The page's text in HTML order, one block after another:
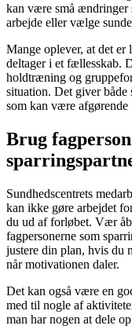
kan være små ændringer
arbejde eller vælge
Mange oplever, at det er
deltager i et fællesskab.
holdtræning og
situation. Det giver
som kan være afgørende
Brug
Sundhedscentrets
kan ikke gøre arbejdet
du ud af forløbet. Vær
fagpersonerne som
justere din plan, hvis du
når motivationen daler.
Det kan også være en
med til nogle af
man har nogen at dele